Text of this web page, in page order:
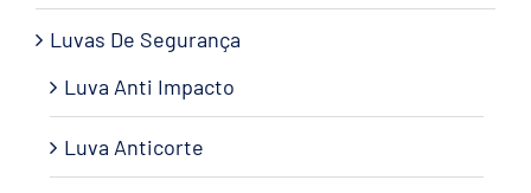
Luvas De Segurança
Luva Anti Impacto
Luva Anticorte